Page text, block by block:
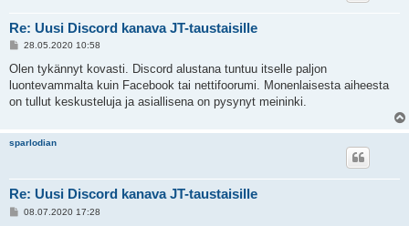
Re: Uusi Discord kanava JT-taustaisille
V
e
t
i
28.05.2020 10:58
Olen tykännyt kovasti. Discord alustana tuntuu itselle paljon
luontevammalta kuin Facebook tai nettifoorumi. Monenlaisesta aiheesta
on tullut keskusteluja ja asiallisena on pysynyt meininki.
sparlodian
Re: Uusi Discord kanava JT-taustaisille
V08.07.2020 17:28